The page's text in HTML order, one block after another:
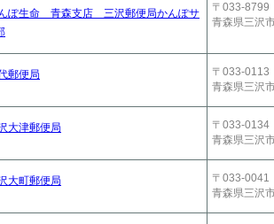
ぽ生命 青森支店 三沢郵便局かんぽサ
〒033-8799
青森県三沢
郵便局
〒033-0113
青森県三沢
大津郵便局
〒033-0134
青森県三沢
大町郵便局
〒033-0041
青森県三沢